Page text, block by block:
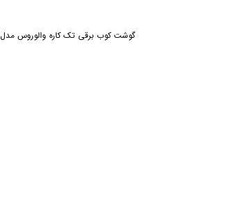
گوشت کوب برقی تک کاره والوروس مدل 93